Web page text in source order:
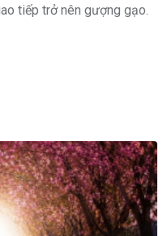
tiếp trở nên gượng gạo.